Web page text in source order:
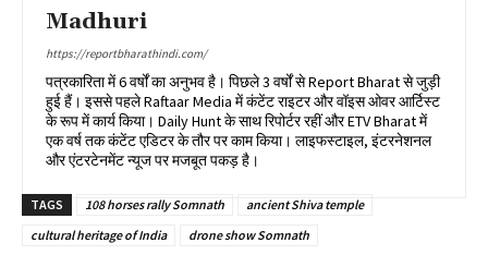
Madhuri
https://reportbharathindi.com/
पत्रकारिता में 6 वर्षों का अनुभव है। पिछले 3 वर्षों से Report Bharat से जुड़ी
हुई हैं। इससे पहले Raftaar Media में कंटेंट राइटर और वॉइस ओवर आर्टिस्ट
के रूप में कार्य किया। Daily Hunt के साथ रिपोर्टर रहीं और ETV Bharat में
एक वर्ष तक कंटेंट एडिटर के तौर पर काम किया। लाइफस्टाइल, इंटरनेशनल
और एंटरटेनमेंट न्यूज पर मजबूत पकड़ है।
TAGS 108 horses rally Somnath
ancient Shiva temple
cultural heritage of India
drone show Somnath